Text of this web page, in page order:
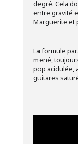
degré. Cela
entre gravité
Marguerite et
La formule
mené,
pop acidulée,
guitares